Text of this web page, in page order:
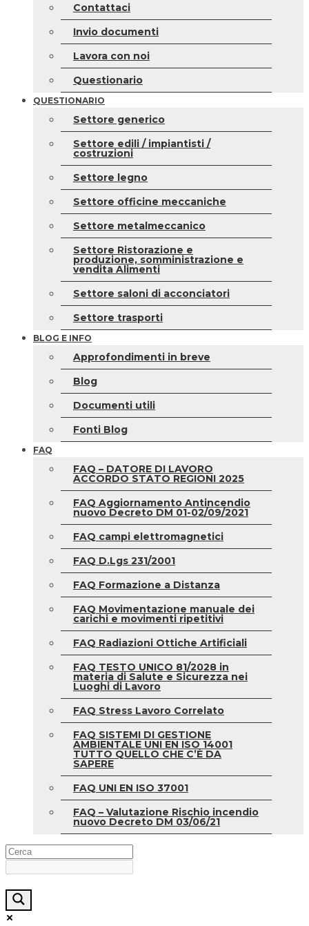
Contattaci
Invio documenti
Lavora con noi
Questionario
QUESTIONARIO
Settore generico
Settore edili / impiantisti /
costruzioni
Settore legno
Settore officine meccaniche
Settore metalmeccanico
Settore Ristorazione e
produzione, somministrazione e
vendita Alimenti
Settore saloni di acconciatori
Settore trasporti
BLOG E INFO
Approfondimenti in breve
Blog
Documenti utili
Fonti Blog
FAQ
FAQ – DATORE DI LAVORO
ACCORDO STATO REGIONI 2025
FAQ Aggiornamento Antincendio
nuovo Decreto DM 01-02/09/2021
FAQ campi elettromagnetici
FAQ D.Lgs 231/2001
FAQ Formazione a Distanza
FAQ Movimentazione manuale dei
carichi e movimenti ripetitivi
FAQ Radiazioni Ottiche Artificiali
FAQ TESTO UNICO 81/2028 in
materia di Salute e Sicurezza nei
Luoghi di Lavoro
FAQ Stress Lavoro Correlato
FAQ SISTEMI DI GESTIONE
AMBIENTALE UNI EN ISO 14001
TUTTO QUELLO CHE C’È DA
SAPERE
FAQ UNI EN ISO 37001
FAQ – Valutazione Rischio incendio
nuovo Decreto DM 03/06/21